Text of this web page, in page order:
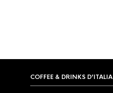
COFFEE & DRINKS D’ITALIA